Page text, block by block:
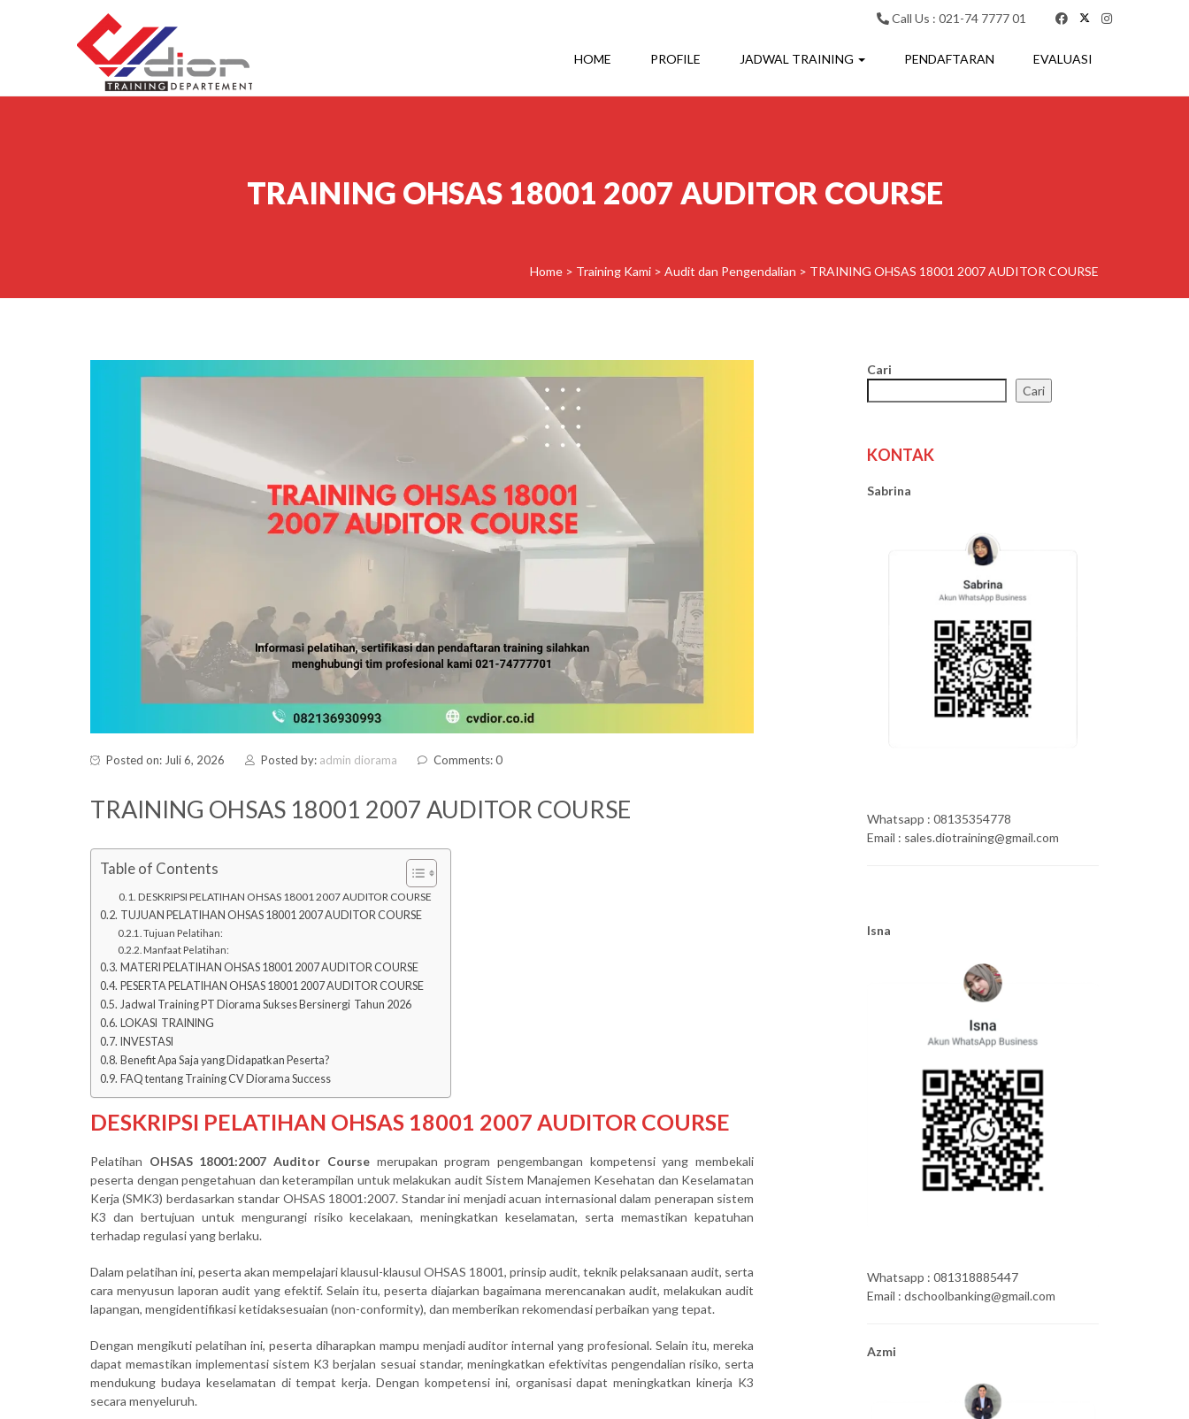
Call Us : 021-74 7777 01
HOME PROFILE JADWAL TRAINING PENDAFTARAN EVALUASI
TRAINING OHSAS 18001 2007 AUDITOR COURSE
Home > Training Kami > Audit dan Pengendalian > TRAINING OHSAS 18001 2007 AUDITOR COURSE
Posted on: Juli 6, 2026 Posted by: admin diorama Comments: 0
TRAINING OHSAS 18001 2007 AUDITOR COURSE
Table of Contents
DESKRIPSI PELATIHAN OHSAS 18001 2007 AUDITOR COURSE
TUJUAN PELATIHAN OHSAS 18001 2007 AUDITOR COURSE
Tujuan Pelatihan:
Manfaat Pelatihan:
MATERI PELATIHAN OHSAS 18001 2007 AUDITOR COURSE
PESERTA PELATIHAN OHSAS 18001 2007 AUDITOR COURSE
Jadwal Training PT Diorama Sukses Bersinergi Tahun 2026
LOKASI TRAINING
INVESTASI
Benefit Apa Saja yang Didapatkan Peserta?
FAQ tentang Training CV Diorama Success
DESKRIPSI PELATIHAN OHSAS 18001 2007 AUDITOR COURSE
Pelatihan OHSAS 18001:2007 Auditor Coursemerupakan program pengembangan kompetensi yang membekali
peserta dengan pengetahuan dan keterampilan untuk melakukan audit Sistem Manajemen Kesehatan dan Keselamatan
Kerja (SMK3) berdasarkan standar OHSAS 18001:2007. Standar ini menjadi acuan internasional dalam penerapan sistem
K3 dan bertujuan untuk mengurangi risiko kecelakaan, meningkatkan keselamatan, serta memastikan kepatuhan
terhadap regulasi yang berlaku.
Dalam pelatihan ini, peserta akan mempelajari klausul-klausul OHSAS 18001, prinsip audit, teknik pelaksanaan audit, serta
cara menyusun laporan audit yang efektif. Selain itu, peserta diajarkan bagaimana merencanakan audit, melakukan audit
lapangan, mengidentifikasi ketidaksesuaian (non-conformity), dan memberikan rekomendasi perbaikan yang tepat.
Dengan mengikuti pelatihan ini, peserta diharapkan mampu menjadi auditor internal yang profesional. Selain itu, mereka
dapat memastikan implementasi sistem K3 berjalan sesuai standar, meningkatkan efektivitas pengendalian risiko, serta
mendukung budaya keselamatan di tempat kerja. Dengan kompetensi ini, organisasi dapat meningkatkan kinerja K3
secara menyeluruh.
Cari
Cari
KONTAK
Sabrina
Whatsapp : 08135354778
Email : sales.diotraining@gmail.com
Isna
Whatsapp : 081318885447
Email : dschoolbanking@gmail.com
Azmi